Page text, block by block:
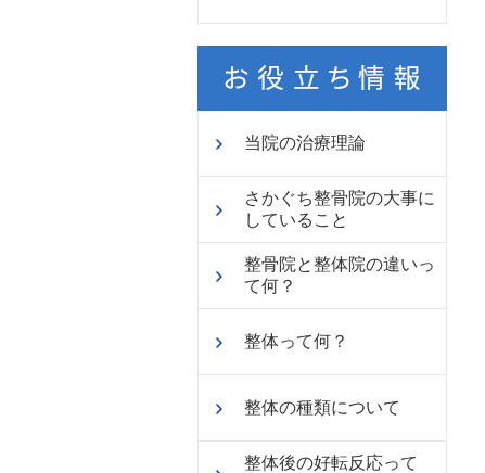
当院の治療理論
さかぐち整骨院の大事に
していること
整骨院と整体院の違いっ
て何？
整体って何？
整体の種類について
整体後の好転反応って